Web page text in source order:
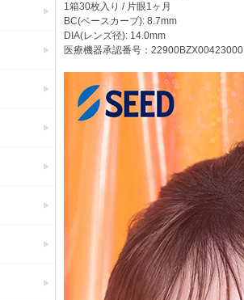
1箱30枚入り / 片眼1ヶ月
BC(ベースカーブ): 8.7mm
DIA(レンズ径): 14.0mm
医療機器承認番号：22900BZX00423000